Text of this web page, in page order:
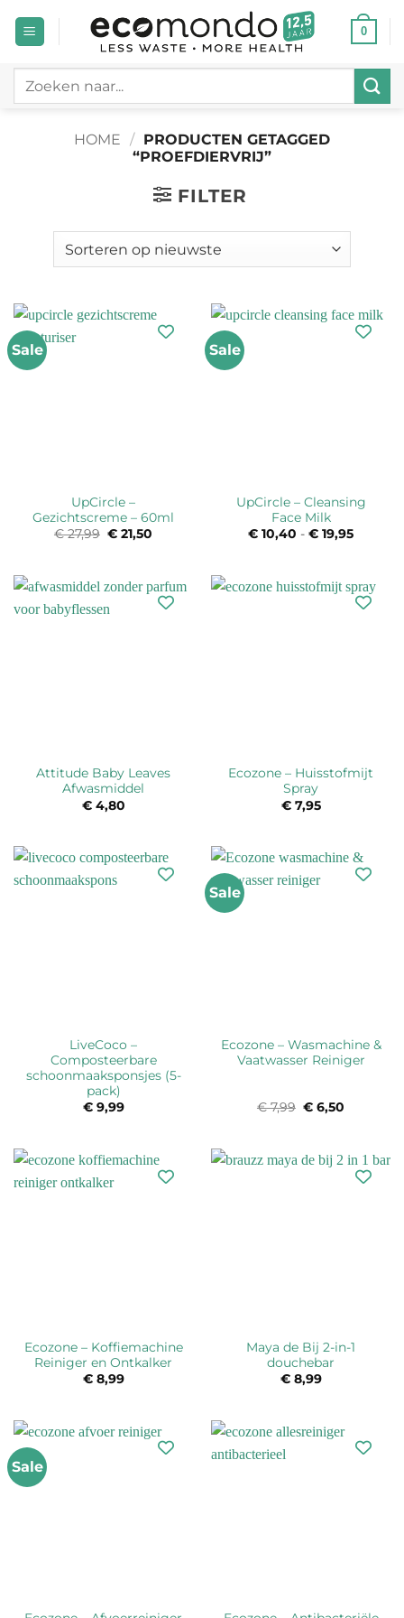
naar
0
Zoeken
HOME / PRODUCTEN GETAGGED
“PROEFDIERVRIJ”
FILTER
Sale
UpCircle –
Gezichtscreme – 60ml
€27,99 Oorspronkelijke
prijs
€ 21,50
Sale
UpCircle – Cleansing
Face Milk
€ 10,40 - € 19,95
Attitude Baby Leaves
Afwasmiddel
€4,80
Ecozone – Huisstofmijt
Spray
€7,95
LiveCoco –
Composteerbare
schoonmaaksponsjes (5-
pack)
€9,99
Sale
Ecozone – Wasmachine &
Vaatwasser Reiniger
€7,99 Oorspronkelijke
prijs
€ 6,50
Ecozone – Koffiemachine
Reiniger en Ontkalker
€8,99
Maya de Bij 2-in-1
douchebar
€8,99
Sale